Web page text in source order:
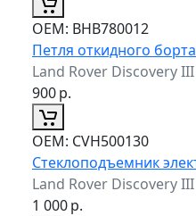
ОЕМ: BHB780012
Петля откидного борта
Land Rover Discovery
900р.
ОЕМ: CVH500130
Стеклоподъемник
Land Rover Discovery
1 000р.